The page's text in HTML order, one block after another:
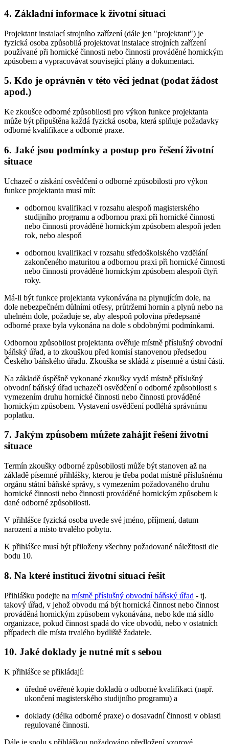
4. Základní informace k životní situaci
Projektant instalací strojního zařízení (dále jen "projektant") je
fyzická osoba způsobilá projektovat instalace strojních zařízení
používané při hornické činnosti nebo činnosti prováděné hornickým
způsobem a vypracovávat související plány a dokumentaci.
5. Kdo je oprávněn v této věci jednat (podat žádost
apod.)
Ke zkoušce odborné způsobilosti pro výkon funkce projektanta
může být připuštěna každá fyzická osoba, která splňuje požadavky
odborné kvalifikace a odborné praxe.
6. Jaké jsou podmínky a postup pro řešení životní
situace
Uchazeč o získání osvědčení o odborné způsobilosti pro výkon
funkce projektanta musí mít:
odbornou kvalifikaci v rozsahu alespoň magisterského
studijního programu a odbornou praxi při hornické činnosti
nebo činnosti prováděné hornickým způsobem alespoň jeden
rok, nebo alespoň
odbornou kvalifikaci v rozsahu středoškolského vzdělání
zakončeného maturitou a odbornou praxi při hornické činnosti
nebo činnosti prováděné hornickým způsobem alespoň čtyři
roky.
Má-li být funkce projektanta vykonávána na plynujícím dole, na
dole nebezpečném důlními otřesy, průtržemi hornin a plynů nebo na
uhelném dole, požaduje se, aby alespoň polovina předepsané
odborné praxe byla vykonána na dole s obdobnými podmínkami.
Odbornou způsobilost projektanta ověřuje místně příslušný obvodní
báňský úřad, a to zkouškou před komisí stanovenou předsedou
Českého báňského úřadu. Zkouška se skládá z písemné a ústní části.
Na základě úspěšně vykonané zkoušky vydá místně příslušný
obvodní báňský úřad uchazeči osvědčení o odborné způsobilosti s
vymezením druhu hornické činnosti nebo činnosti prováděné
hornickým způsobem. Vystavení osvědčení podléhá správnímu
poplatku.
7. Jakým způsobem můžete zahájit řešení životní
situace
Termín zkoušky odborné způsobilosti může být stanoven až na
základě písemné přihlášky, kterou je třeba podat místně příslušnému
orgánu státní báňské správy, s vymezením požadovaného druhu
hornické činnosti nebo činnosti prováděné hornickým způsobem k
dané odborné způsobilosti.
V přihlášce fyzická osoba uvede své jméno, příjmení, datum
narození a místo trvalého pobytu.
K přihlášce musí být přiloženy všechny požadované náležitosti dle
bodu 10.
8. Na které instituci životní situaci řešit
Přihlášku podejte na místně příslušný obvodní báňský úřad - tj.
takový úřad, v jehož obvodu má být hornická činnost nebo činnost
prováděná hornickým způsobem vykonávána, nebo kde má sídlo
organizace, pokud činnost spadá do více obvodů, nebo v ostatních
případech dle místa trvalého bydliště žadatele.
10. Jaké doklady je nutné mít s sebou
K přihlášce se přikládají:
úředně ověřené kopie dokladů o odborné kvalifikaci (např.
ukončení magisterského studijního programu) a
doklady (délka odborné praxe) o dosavadní činnosti v oblasti
regulované činnosti.
Dále je spolu s přihláškou požadováno předložení vzorové